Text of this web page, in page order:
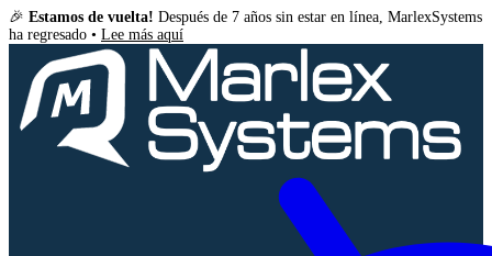
🎉 Estamos de vuelta! Después de 7 años sin estar en línea, MarlexSystems
ha regresado • Lee más aquí